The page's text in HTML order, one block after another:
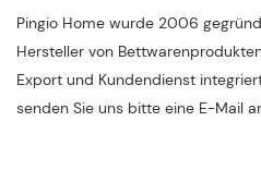
Pingio Home wurde 2006
Hersteller von
Export und Kundendienst
senden Sie uns bitte eine E-Mail